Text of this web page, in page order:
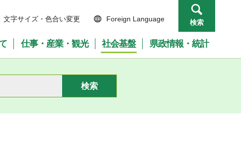
文字サイズ・色合い変更 Foreign Language 検索
仕事・産業・観光 社会基盤 県政情報・統計